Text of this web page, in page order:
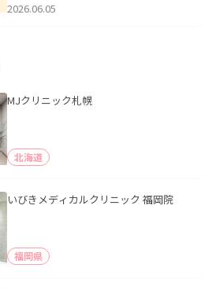
2026.06.05
MJクリニック札幌
北海道
いびきメディカルクリニック 福岡院
福岡県